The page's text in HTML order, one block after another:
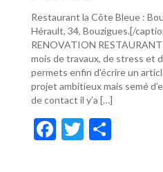
Restaurant la Côte Bleue :
Hérault, 34, Bouzigues.[/
RENOVATION
mois de travaux, de stress et
permets enfin d’écrire un
projet ambitieux mais semé
de contact il y’a […]
F
T